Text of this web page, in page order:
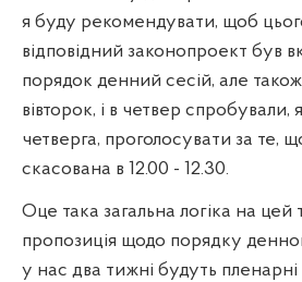
я буду рекомендувати, щоб
відповідний законопроект був
порядок денний сесій, але
вівторок, і в четвер спробували,
четверга, проголосувати за те,
скасована в 12.00 - 12.30.
Оце така загальна логіка на цей
пропозиція щодо порядку
у нас два тижні будуть